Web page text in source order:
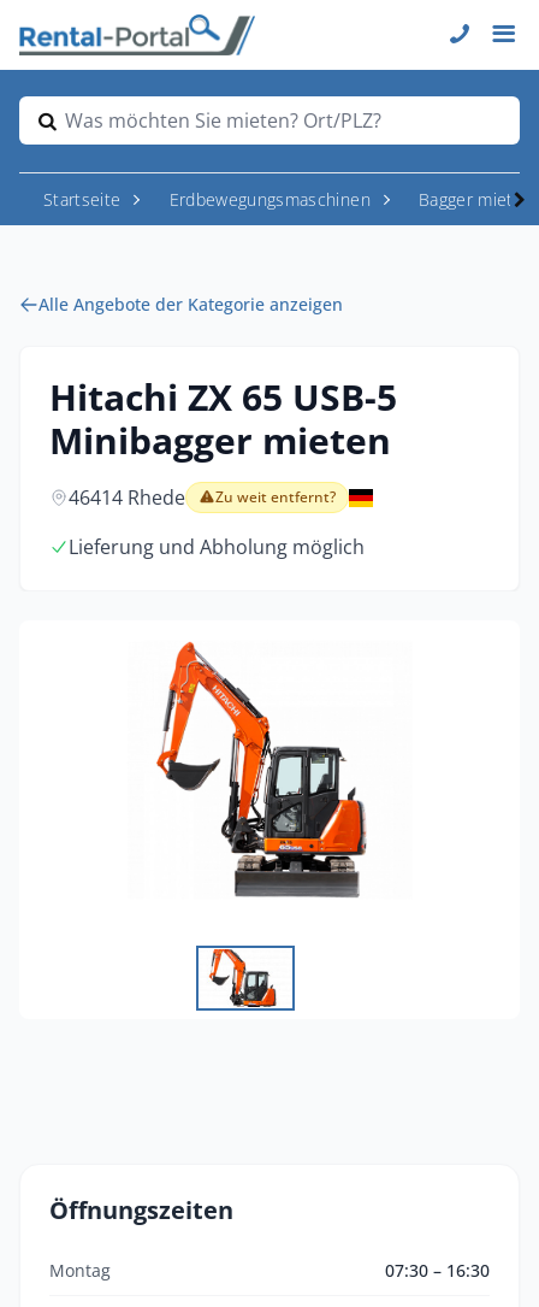
Was möchten Sie mieten? Ort/PLZ?
Startseite Erdbewegungsmaschinen Bagger mieten
Alle Angebote der Kategorie anzeigen
Hitachi ZX 65 USB-5
Minibagger mieten
46414 Rhede Zu weit entfernt?
Lieferung und Abholung möglich
Öffnungszeiten
Montag 07:30 – 16:30